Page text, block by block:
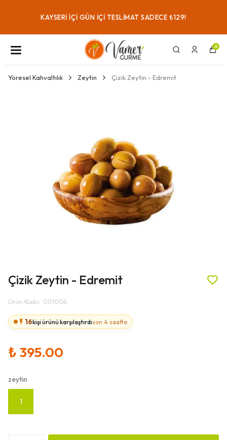
KAYSERI IÇI GÜN IÇI TESLIMAT SADECE ₺129!
0
Yöresel Kahvaltılık Zeytin Çizik Zeytin - Edremit
Çizik Zeytin - Edremit
Ürün Kodu: 001006
16kişi ürünü karşılaştırdıson 4 saatte
₺ 395.00
zeytin
1